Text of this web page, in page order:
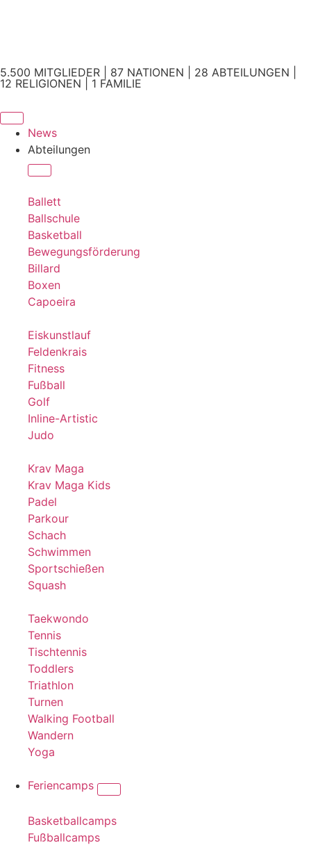
5.500 MITGLIEDER | 87 NATIONEN | 28 ABTEILUNGEN |
12 RELIGIONEN | 1 FAMILIE
News
Abteilungen
Ballett
Ballschule
Basketball
Bewegungsförderung
Billard
Boxen
Capoeira
Eiskunstlauf
Feldenkrais
Fitness
Fußball
Golf
Inline-Artistic
Judo
Krav Maga
Krav Maga Kids
Padel
Parkour
Schach
Schwimmen
Sportschießen
Squash
Taekwondo
Tennis
Tischtennis
Toddlers
Triathlon
Turnen
Walking Football
Wandern
Yoga
Feriencamps
Basketballcamps
Fußballcamps